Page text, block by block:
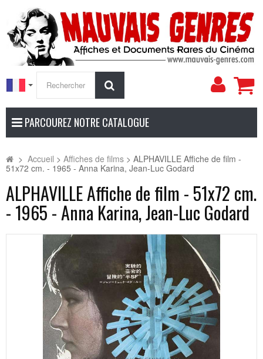
Mon
PARCOUREZ NOTRE CATALOGUE
> Accueil > Affiches de films > ALPHAVILLE Affiche de film -
51x72 cm. - 1965 - Anna Karina, Jean-Luc Godard
ALPHAVILLE Affiche de film - 51x72 cm.
- 1965 - Anna Karina, Jean-Luc Godard